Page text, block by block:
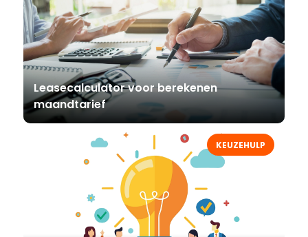
Leasecalculator voor berekenen
maandtarief
KEUZEHULP